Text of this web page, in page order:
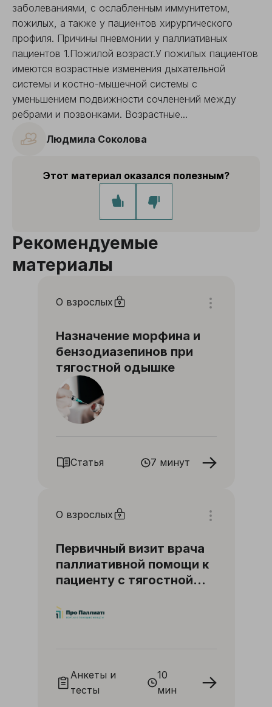
заболеваниями, с ослабленным иммунитетом,
пожилых, а также у пациентов хирургического
профиля. Причины пневмонии у паллиативных
пациентов 1.Пожилой возраст.У пожилых пациентов
имеются возрастные изменения дыхательной
системы и костно-мышечной системы с
уменьшением подвижности сочленений между
ребрами и позвонками. Возрастные...
Людмила Соколова
Этот материал оказался полезным?
Рекомендуемые
материалы
О взрослых
Назначение морфина и
бензодиазепинов при
тягостной одышке
Статья 7 минут
О взрослых
Первичный визит врача
паллиативной помощи к
пациенту с тягостной
Анкеты и
тесты
10
мин